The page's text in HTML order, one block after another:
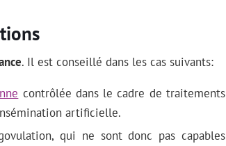
. Il est conseillé dans les cas suivants:
contrôlée dans le cadre de traitements
artificielle.
qui ne sont donc pas capables